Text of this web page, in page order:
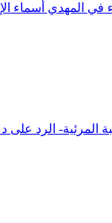
في المهدي أسماء
المرئية- الرد على
بسم